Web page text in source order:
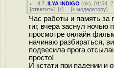
4.7 ,ILYA INDIGO (ok), 01:54,
[ответить] [↑] [к модератору]
Час работы и память за
гиг, вчера заснул ночью
просмотре онлайн
начинаю разбираться,
подвесила прога
просто!
И кстати при падении и